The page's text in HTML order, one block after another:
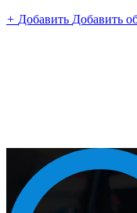
+ Добавить Добавить